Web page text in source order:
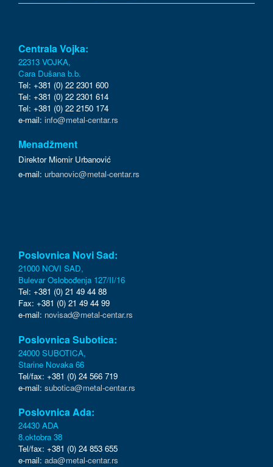
Centrala Vojka:
22313 VOJKA,
Cara Dušana b.b.
Tel: +381 (0) 22 2301 600
Tel: +381 (0) 22 2301 614
Tel: +381 (0) 22 2150 174
e-mail: info@metal-centar.rs
Menadžment
Direktor Miomir Urbanović
e-mail: urbanovic@metal-centar.rs
Poslovnica Novi Sad:
21000 NOVI SAD,
Bulevar Oslobođenja 127/II/16
Tel: +381 (0) 21 49 44 88
Fax: +381 (0) 21 49 44 99
e-mail: novisad@metal-centar.rs
Poslovnica Subotica:
24000 SUBOTICA,
Starine Novaka 66
Tel/fax: +381 (0) 24 566 719
e-mail: subotica@metal-centar.rs
Poslovnica Ada:
24430 ADA
8.oktobra 38
Tel/fax: +381 (0) 24 853 655
e-mail: ada@metal-centar.rs